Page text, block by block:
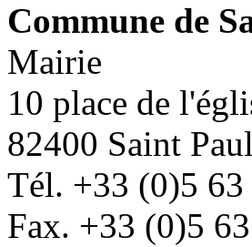
Commune de
Mairie
10 place de
82400 Saint
Tél. +33 (0)5 63
Fax. +33 (0)5